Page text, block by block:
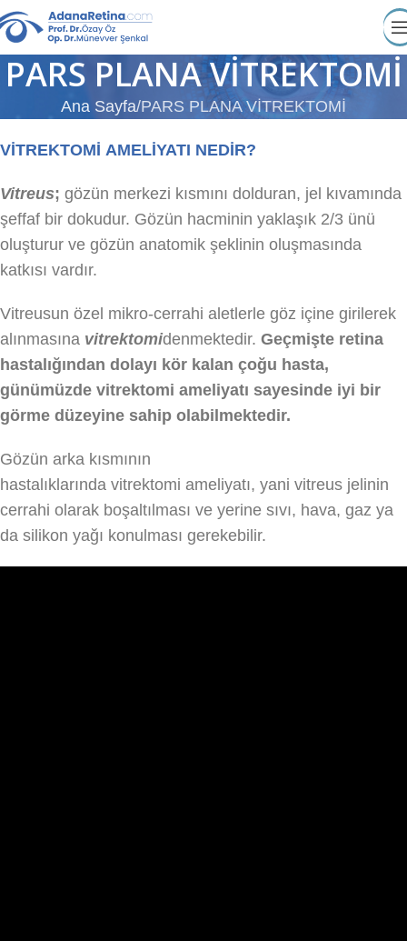
PARS PLANA VİTREKTOMİ
Ana Sayfa PARS PLANA VİTREKTOMİ
VİTREKTOMİ AMELİYATI NEDİR?
Vitreus; gözün merkezi kısmını dolduran, jel kıvamında
şeffaf bir dokudur. Gözün hacminin yaklaşık 2/3 ünü
oluşturur ve gözün anatomik şeklinin oluşmasında
katkısı vardır.
Vitreusun özel mikro-cerrahi aletlerle göz içine girilerek
alınmasına vitrektomidenmektedir. Geçmişte retina
hastalığından dolayı kör kalan çoğu hasta,
günümüzde vitrektomi ameliyatı sayesinde iyi bir
görme düzeyine sahip olabilmektedir.
Gözün arka kısmının
hastalıklarında vitrektomi ameliyatı, yani vitreus jelinin
cerrahi olarak boşaltılması ve yerine sıvı, hava, gaz ya
da silikon yağı konulması gerekebilir.